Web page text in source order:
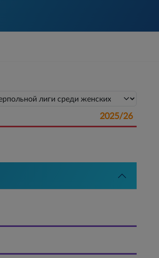
2025/26